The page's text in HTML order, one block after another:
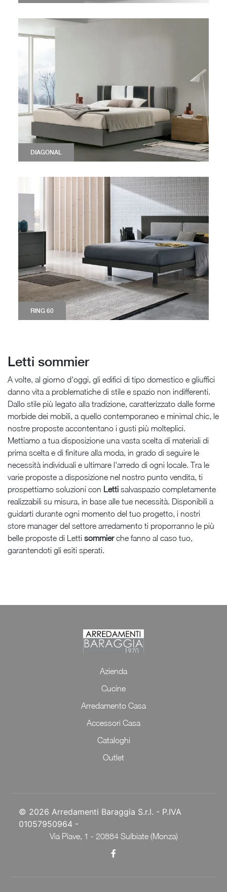
DIAGONAL
RING 60
Letti sommier
A volte, al giorno d'oggi, gli edifici di tipo domestico e gliuffici
danno vita a problematiche di stile e spazio non indifferenti.
Dallo stile più legato alla tradizione, caratterizzato dalle forme
morbide dei mobili, a quello contemporaneo e minimal chic, le
nostre proposte accontentano i gusti più molteplici.
Mettiamo a tua disposizione una vasta scelta di materiali di
prima scelta e di finiture alla moda, in grado di seguire le
necessità individuali e ultimare l'arredo di ogni locale. Tra le
varie proposte a disposizione nel nostro punto vendita, ti
prospettiamo soluzioni con Letti salvaspazio completamente
realizzabili su misura, in base alle tue necessità. Disponibili a
guidarti durante ogni momento del tuo progetto, i nostri
store manager del settore arredamento ti proporranno le più
belle proposte di Letti sommierche fanno al caso tuo,
garantendoti gli esiti sperati.
Azienda
Cucine
Arredamento Casa
Accessori Casa
Cataloghi
Outlet
© 2026 Arredamenti Baraggia S.r.l. - P.IVA
01057950964 -
Via Piave, 1 - 20884 Sulbiate (Monza)